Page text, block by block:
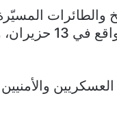
من الصواريخ والطائرات
على الضربات الجوية التي نفذتها إسرائيل يوم
والأمنيين